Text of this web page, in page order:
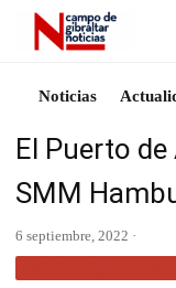
Noticias
El Puerto
SMM
6 septiembre, 2022 ·